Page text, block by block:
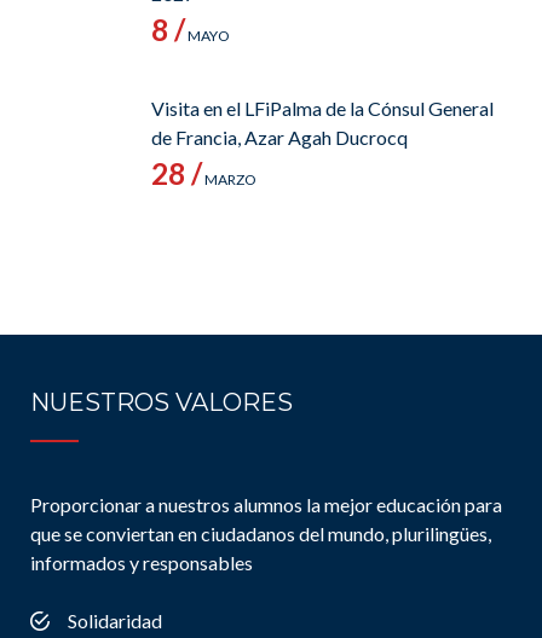
8 /MAYO
Visita en el LFiPalma de la Cónsul General
de Francia, Azar Agah Ducrocq
28 /MARZO
NUESTROS VALORES
Proporcionar a nuestros alumnos la mejor educación para
que se conviertan en ciudadanos del mundo, plurilingües,
informados y responsables
Solidaridad